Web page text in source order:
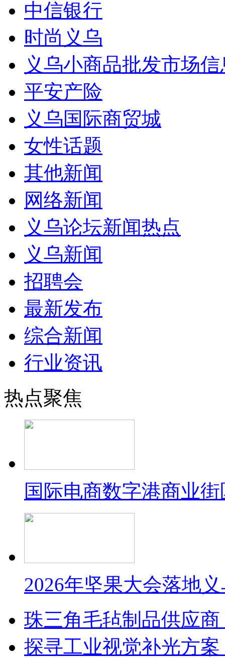
中信银行
时尚义乌
义乌小商品批发市场
平安产险
义乌国际商贸城
女性话题
其他新闻
网络新闻
义乌论坛新闻热点
义乌新闻
招聘会
最新发布
综合新闻
行业资讯
热点聚焦
国际电商数字港商业
2026年坚果大会落地
珠三角毛毡制品供应
探寻工业视觉补光方